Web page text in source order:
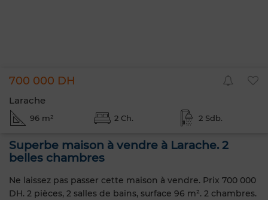
700 000 DH
Larache
96 m² 2 Ch. 2 Sdb.
Superbe maison à vendre à Larache. 2
belles chambres
Ne laissez pas passer cette maison à vendre. Prix 700 000
DH. 2 pièces, 2 salles de bains, surface 96 m². 2 chambres.